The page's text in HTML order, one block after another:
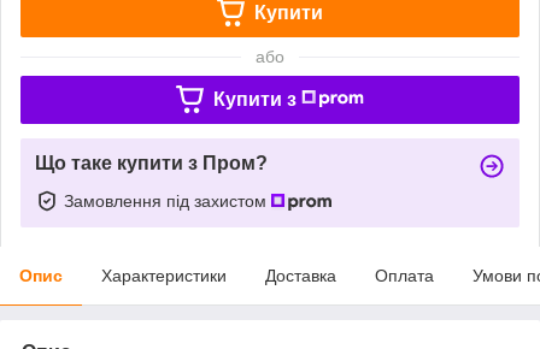
Купити
або
Купити з
Що таке купити з Пром?
Замовлення під захистом
Опис Характеристики Доставка Оплата Умови